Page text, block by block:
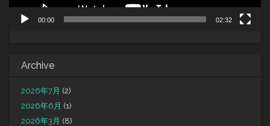
00:00 02:32
Archive
2026年7月 (2)
2026年6月 (1)
2026年3月 (8)